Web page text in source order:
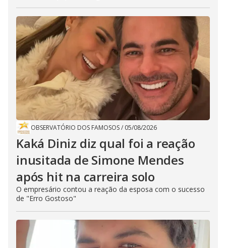
OBSERVATÓRIO DOS FAMOSOS/ 05/08/2026
Kaká Diniz diz qual foi a reação
inusitada de Simone Mendes
após hit na carreira solo
O empresário contou a reação da esposa com o sucesso
de "Erro Gostoso"